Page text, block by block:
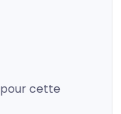
cette